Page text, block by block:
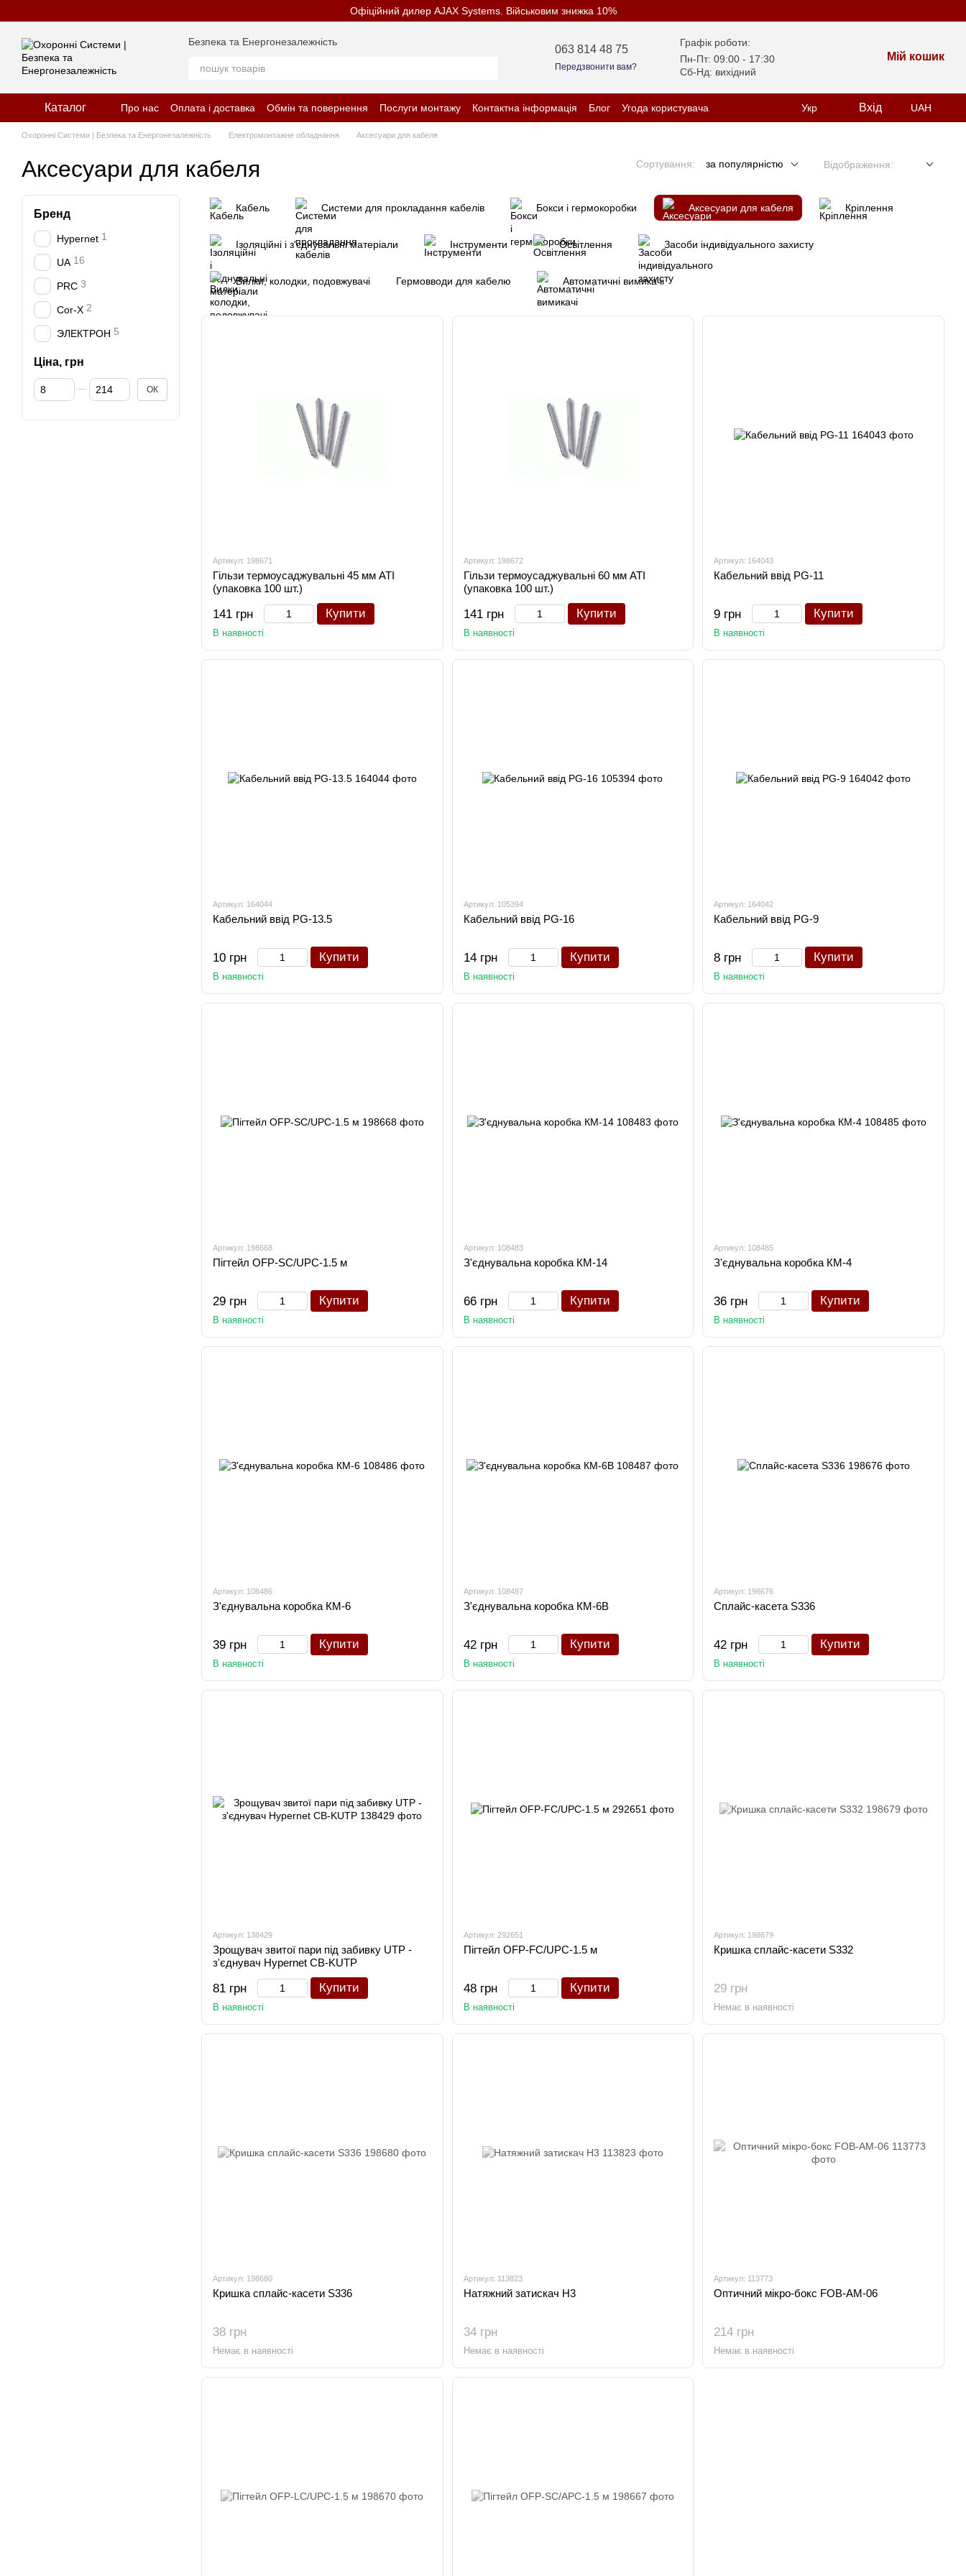
Офіційний дилер AJAX Systems. Військовим знижка 10%
Безпека та Енергонезалежність
063 814 48 75
Передзвонити вам?
Графік роботи:
Пн-Пт: 09:00 - 17:30
Сб-Нд: вихідний
Мій кошик
Каталог Про нас Оплата і доставка Обмін та повернення Послуги монтажу Контактна інформація Блог
Угода користувача
Відгуки про магазин
Політика конфіденційності
Укр Вхід UAH
Охоронні Системи | Безпека та Енергонезалежність Електромонтажне обладнання Аксесуари для кабеля
Аксесуари для кабеля Сортування: за популярністю Відображення:
Кабель Системи для прокладання кабелів Бокси і гермокоробки Аксесуари для кабеля Кріплення
Ізоляційні і з'єднувальні матеріали Інструменти Освітлення Засоби індивідуального захисту
Вилки, колодки, подовжувачі Гермовводи для кабелю Автоматичні вимикачі
Артикул: 198671
Гільзи термоусаджувальні 45 мм ATI
(упаковка 100 шт.)
141 грн Купити
В наявності
Артикул: 198672
Гільзи термоусаджувальні 60 мм ATI
(упаковка 100 шт.)
141 грн Купити
В наявності
Артикул: 164043
Кабельний ввід PG-11
9 грн Купити
В наявності
Артикул: 164044
Кабельний ввід PG-13.5
10 грн Купити
В наявності
Артикул: 105394
Кабельний ввід PG-16
14 грн Купити
В наявності
Артикул: 164042
Кабельний ввід PG-9
8 грн Купити
В наявності
Артикул: 198668
Пігтейл OFP-SC/UPC-1.5 м
29 грн Купити
В наявності
Артикул: 108483
З'єднувальна коробка КМ-14
66 грн Купити
В наявності
Артикул: 108485
З'єднувальна коробка КМ-4
36 грн Купити
В наявності
Артикул: 108486
З'єднувальна коробка КМ-6
39 грн Купити
В наявності
Артикул: 108487
З'єднувальна коробка КМ-6В
42 грн Купити
В наявності
Артикул: 198676
Сплайс-касета S336
42 грн Купити
В наявності
Артикул: 138429
Зрощувач звитої пари під забивку UTP -
з'єднувач Hypernet CB-KUTP
81 грн Купити
В наявності
Артикул: 292651
Пігтейл OFP-FC/UPC-1.5 м
48 грн Купити
В наявності
Артикул: 198679
Кришка сплайс-касети S332
29 грн
Немає в наявності
Артикул: 198680
Кришка сплайс-касети S336
38 грн
Немає в наявності
Артикул: 113823
Натяжний затискач Н3
34 грн
Немає в наявності
Артикул: 113773
Оптичний мікро-бокс FOB-АМ-06
214 грн
Немає в наявності
Бренд
Hypernet 1
UA 16
PRC 3
Cor-X 2
ЭЛЕКТРОН 5
Ціна, грн
Від Ціна, грн
До Ціна, грн ОК